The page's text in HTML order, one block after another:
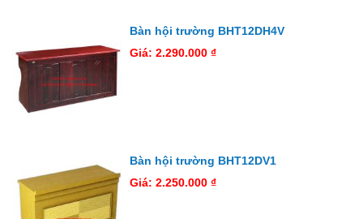
Bàn hội trường BHT12DH4V
Giá: 2.290.000 ₫
Bàn hội trường BHT12DV1
Giá: 2.250.000 ₫